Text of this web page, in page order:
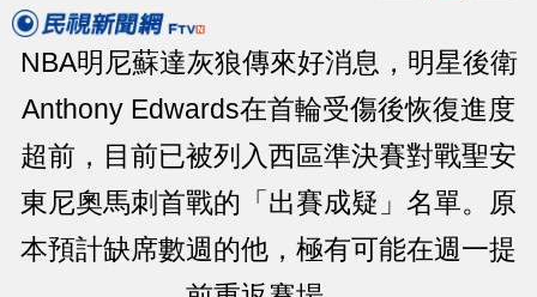
NBA明尼蘇達灰狼傳來好消息，明星後衛
Anthony Edwards在首輪受傷後恢復進度
超前，目前已被列入西區準決賽對戰聖安
東尼奧馬刺首戰的「出賽成疑」名單。原
本預計缺席數週的他，極有可能在週一提